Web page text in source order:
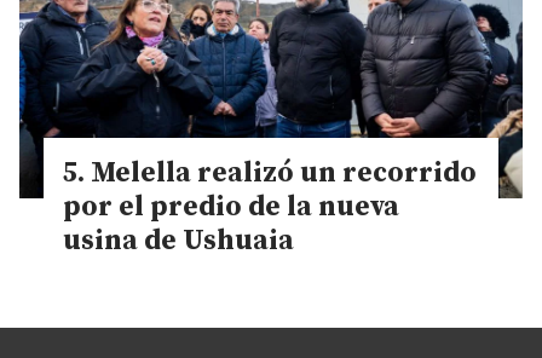
Melella realizó un recorrido
por el predio de la nueva
usina de Ushuaia